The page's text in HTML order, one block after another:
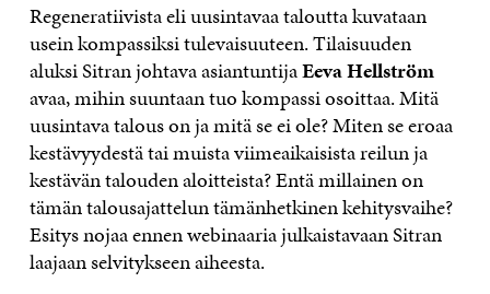
Regeneratiivista eli uusintavaa taloutta kuvataan
usein kompassiksi tulevaisuuteen. Tilaisuuden
aluksi Sitran johtava asiantuntijaEeva Hellström
avaa, mihin suuntaan tuo kompassi osoittaa. Mitä
uusintava talous on ja mitä se ei ole? Miten se eroaa
kestävyydestä tai muista viimeaikaisista reilun ja
kestävän talouden aloitteista? Entä millainen on
tämän talousajattelun tämänhetkinen kehitysvaihe?
Esitys nojaa ennen webinaaria julkaistavaan Sitran
laajaan selvitykseen aiheesta.